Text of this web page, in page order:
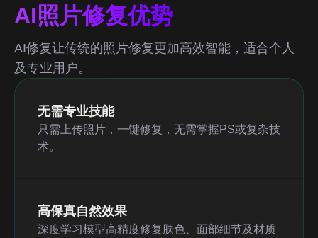
AI照片修复优势
AI修复让传统的照片修复更加高效智能，适合个人
及专业用户。
无需专业技能
只需上传照片，一键修复，无需掌握PS或复杂技
术。
高保真自然效果
深度学习模型高精度修复肤色、面部细节及材质